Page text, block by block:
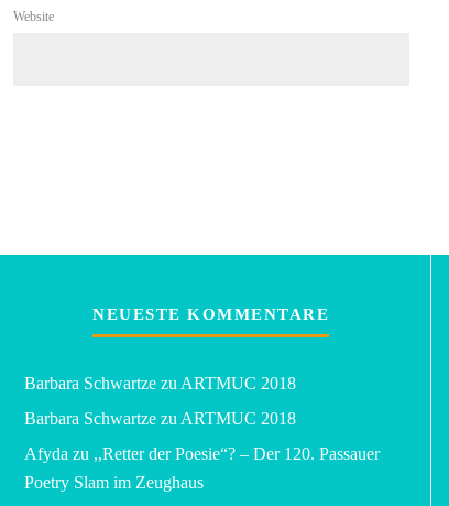
Website
NEUESTE KOMMENTARE
Barbara Schwartze zu ARTMUC 2018
Barbara Schwartze zu ARTMUC 2018
Afyda zu ,,Retter der Poesie“? – Der 120. Passauer
Poetry Slam im Zeughaus